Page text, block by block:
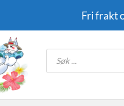
Fri frakt
Products
search